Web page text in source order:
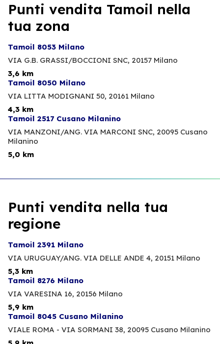
Punti vendita Tamoil nella
tua zona
Tamoil 8053 Milano
VIA G.B. GRASSI/BOCCIONI SNC, 20157 Milano
3,6 km
Tamoil 8050 Milano
VIA LITTA MODIGNANI 50, 20161 Milano
4,3 km
Tamoil 2517 Cusano Milanino
VIA MANZONI/ANG. VIA MARCONI SNC, 20095 Cusano
Milanino
5,0 km
Punti vendita nella tua
regione
Tamoil 2391 Milano
VIA URUGUAY/ANG. VIA DELLE ANDE 4, 20151 Milano
5,3 km
Tamoil 8276 Milano
VIA VARESINA 16, 20156 Milano
5,9 km
Tamoil 8045 Cusano Milanino
VIALE ROMA - VIA SORMANI 38, 20095 Cusano Milanino